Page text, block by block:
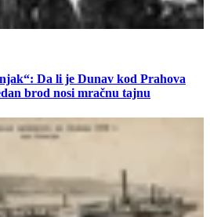
Da li je Dunav kod Prahova
brod nosi mračnu tajnu